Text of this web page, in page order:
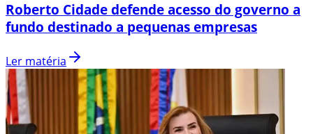
Roberto Cidade defende acesso do governo a
fundo destinado a pequenas empresas
Ler matéria